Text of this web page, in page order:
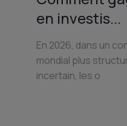
en investis...
En 2026, dans un
mondial plus
incertain, les o